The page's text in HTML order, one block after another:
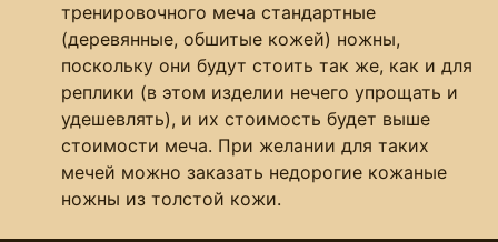
тренировочного меча стандартные
(деревянные, обшитые кожей) ножны,
поскольку они будут стоить так же, как и для
реплики (в этом изделии нечего упрощать и
удешевлять), и их стоимость будет выше
стоимости меча. При желании для таких
мечей можно заказать недорогие кожаные
ножны из толстой кожи.